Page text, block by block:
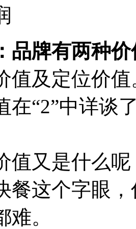
品牌有两种价
值及定位价值
在“2”中详谈
值又是什么呢
餐这个字眼
。